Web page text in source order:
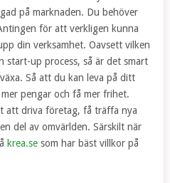
på marknaden. Du behöver
för att verkligen kunna
din verksamhet. Oavsett vilken
start-up process, så är det smart
Så att du kan leva på ditt
pengar och få mer frihet.
att driva företag, få träffa nya
del av omvärlden. Särskilt när
krea.se som har bäst villkor på